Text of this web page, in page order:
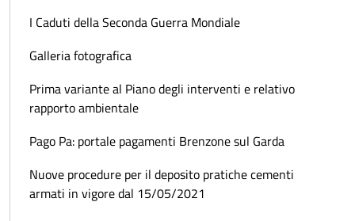
I Caduti della Seconda Guerra Mondiale
Galleria fotografica
Prima variante al Piano degli interventi e relativo
rapporto ambientale
Pago Pa: portale pagamenti Brenzone sul Garda
Nuove procedure per il deposito pratiche cementi
armati in vigore dal 15/05/2021